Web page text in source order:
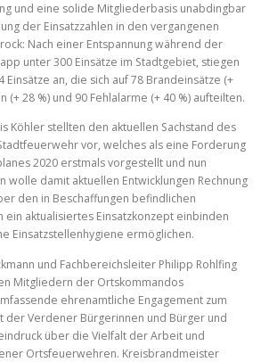
und eine solide Mitgliederbasis unabdingbar
der Einsatzzahlen in den vergangenen
Nach einer Entspannung während der
unter 300 Einsätze im Stadtgebiet, stiegen
Einsätze an, die sich auf 78 Brandeinsätze (+
(+ 28 %) und 90 Fehlalarme (+ 40 %) aufteilten.
Köhler stellten den aktuellen Sachstand des
vor, welches als eine Forderung
2020 erstmals vorgestellt und nun
wolle damit aktuellen Entwicklungen Rechnung
den in Beschaffungen befindlichen
ein aktualisiertes Einsatzkonzept einbinden
Einsatzstellenhygiene ermöglichen.
und Fachbereichsleiter Philipp Rohlfing
Mitgliedern der Ortskommandos
ehrenamtliche Engagement zum
der Verdener Bürgerinnen und Bürger und
über die Vielfalt der Arbeit und
Ortsfeuerwehren. Kreisbrandmeister